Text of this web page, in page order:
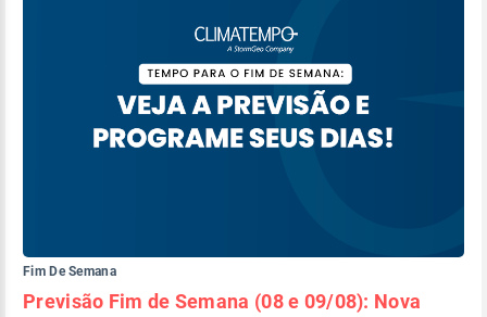
Fim De Semana
Previsão Fim de Semana (08 e 09/08): Nova